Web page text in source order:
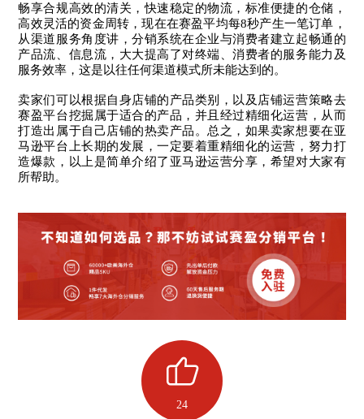
畅享合规高效的清关，快速稳定的物流，标准便捷的仓储，
高效灵活的资金周转，现在在赛盈平均每8秒产生一笔订单，
从渠道服务角度讲，分销系统在企业与消费者建立起畅通的
产品流、信息流，大大提高了对终端、消费者的服务能力及
服务效率，这是以往任何渠道模式所未能达到的。
卖家们可以根据自身店铺的产品类别，以及店铺运营策略去
赛盈平台挖掘属于适合的产品，并且经过精细化运营，从而
打造出属于自己店铺的热卖产品。总之，如果卖家想要在亚
马逊平台上长期的发展，一定要着重精细化的运营，努力打
造爆款，以上是简单介绍了亚马逊运营分享，希望对大家有
所帮助。
24